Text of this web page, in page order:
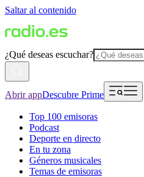
Saltar al contenido
¿Qué deseas escuchar?
Abrir appDescubre Prime
Top 100 emisoras
Podcast
Deporte en directo
En tu zona
Géneros musicales
Temas de emisoras